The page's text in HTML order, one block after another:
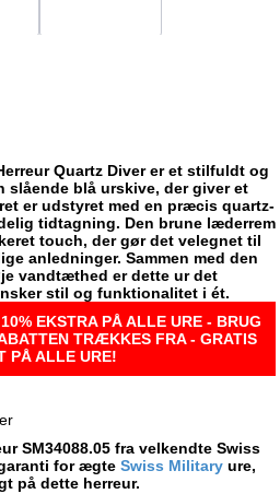
Quartz Diver er et stilfuldt og
slående blå urskive, der giver et
er udstyret med en præcis quartz-
tidtagning. Den brune læderrem
touch, der gør det velegnet til
anledninger. Sammen med den
vandtæthed er dette ur det
stil og funktionalitet i ét.
EKSTRA PÅ ALLE URE - BRUG
TRÆKKES FRA - GRATIS
PÅ ALLE URE!
SM34088.05 fra velkendte Swiss
for ægte Swiss Military ure,
på dette herreur.